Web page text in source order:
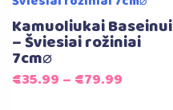
Kamuoliukai Baseinui
– Šviesiai rožiniai
7cm⌀
€35.99 – €79.99